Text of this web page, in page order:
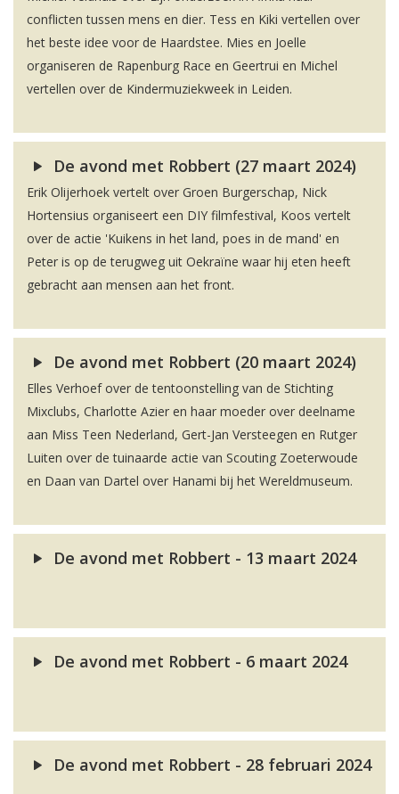
conflicten tussen mens en dier. Tess en Kiki vertellen over
het beste idee voor de Haardstee. Mies en Joelle
organiseren de Rapenburg Race en Geertrui en Michel
vertellen over de Kindermuziekweek in Leiden.
De avond met Robbert (27 maart 2024)
Erik Olijerhoek vertelt over Groen Burgerschap, Nick
Hortensius organiseert een DIY filmfestival, Koos vertelt
over de actie 'Kuikens in het land, poes in de mand' en
Peter is op de terugweg uit Oekraïne waar hij eten heeft
gebracht aan mensen aan het front.
De avond met Robbert (20 maart 2024)
Elles Verhoef over de tentoonstelling van de Stichting
Mixclubs, Charlotte Azier en haar moeder over deelname
aan Miss Teen Nederland, Gert-Jan Versteegen en Rutger
Luiten over de tuinaarde actie van Scouting Zoeterwoude
en Daan van Dartel over Hanami bij het Wereldmuseum.
De avond met Robbert - 13 maart 2024
De avond met Robbert - 6 maart 2024
De avond met Robbert - 28 februari 2024